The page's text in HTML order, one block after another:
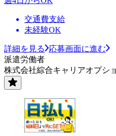
交通費支給
未経験OK
詳細を見る
応募画面に進む
派遣労働者
株式会社綜合キャリアオプシ